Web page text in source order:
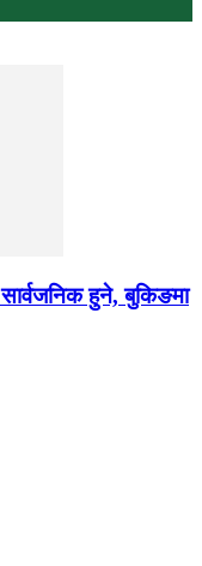
हुने, बुकिङमा